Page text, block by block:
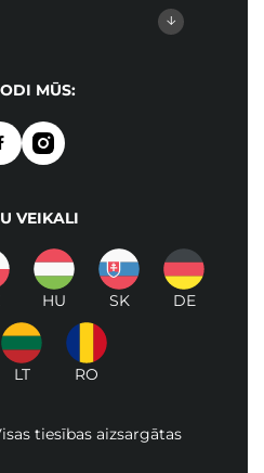
MŪS:
VEIKALI
HU SK DE
LT RO
tiesības aizsargātas